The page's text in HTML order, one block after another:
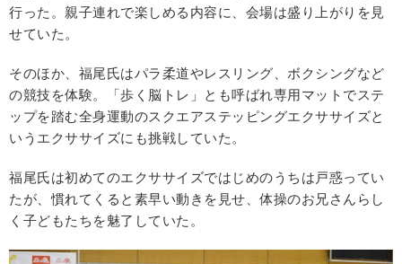
行った。親子連れで楽しめる内容に、会場は盛り上がりを見
せていた。
そのほか、福尾氏はパラ柔道やレスリング、ボクシングなど
の競技を体験。「歩く脳トレ」とも呼ばれ専用マットでステ
ップを踏む全身運動のスクエアステッピングエクササイズと
いうエクササイズにも挑戦していた。
福尾氏は初めてのエクササイズではじめのうちは戸惑ってい
たが、慣れてくると素早い動きを見せ、体操のお兄さんらし
く子どもたちを魅了していた。